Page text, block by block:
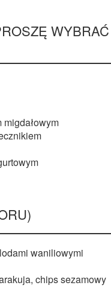
WYBRAĆ
migdałowym
waniliowymi
chips sezamowy